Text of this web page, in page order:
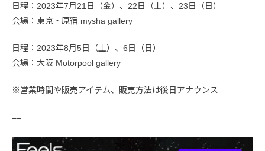
日程：2023年7月21日（金）、22日（土）、23日（日）
会場：東京・原宿 mysha gallery
日程：2023年8月5日（土）、6日（日）
会場：大阪 Motorpool gallery
※営業時間や販売アイテム、販売方法は後日アナウンス
==